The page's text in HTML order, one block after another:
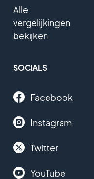
Alle
vergelijkingen
bekijken
SOCIALS
Facebook
Instagram
Twitter
YouTube